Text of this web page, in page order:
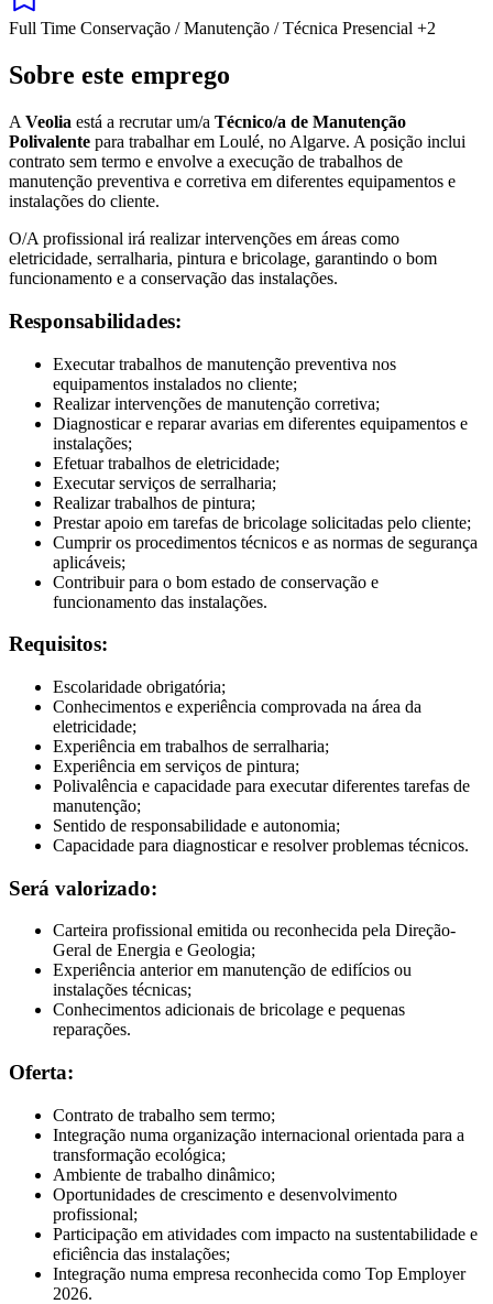
Full Time Conservação / Manutenção / Técnica Presencial +2
Sobre este emprego
A Veolia está a recrutar um/a Técnico/a de Manutenção
Polivalente para trabalhar em Loulé, no Algarve. A posição inclui
contrato sem termo e envolve a execução de trabalhos de
manutenção preventiva e corretiva em diferentes equipamentos e
instalações do cliente.
O/A profissional irá realizar intervenções em áreas como
eletricidade, serralharia, pintura e bricolage, garantindo o bom
funcionamento e a conservação das instalações.
Responsabilidades:
Executar trabalhos de manutenção preventiva nos
equipamentos instalados no cliente;
Realizar intervenções de manutenção corretiva;
Diagnosticar e reparar avarias em diferentes equipamentos e
instalações;
Efetuar trabalhos de eletricidade;
Executar serviços de serralharia;
Realizar trabalhos de pintura;
Prestar apoio em tarefas de bricolage solicitadas pelo cliente;
Cumprir os procedimentos técnicos e as normas de segurança
aplicáveis;
Contribuir para o bom estado de conservação e
funcionamento das instalações.
Requisitos:
Escolaridade obrigatória;
Conhecimentos e experiência comprovada na área da
eletricidade;
Experiência em trabalhos de serralharia;
Experiência em serviços de pintura;
Polivalência e capacidade para executar diferentes tarefas de
manutenção;
Sentido de responsabilidade e autonomia;
Capacidade para diagnosticar e resolver problemas técnicos.
Será valorizado:
Carteira profissional emitida ou reconhecida pela Direção-
Geral de Energia e Geologia;
Experiência anterior em manutenção de edifícios ou
instalações técnicas;
Conhecimentos adicionais de bricolage e pequenas
reparações.
Oferta:
Contrato de trabalho sem termo;
Integração numa organização internacional orientada para a
transformação ecológica;
Ambiente de trabalho dinâmico;
Oportunidades de crescimento e desenvolvimento
profissional;
Participação em atividades com impacto na sustentabilidade e
eficiência das instalações;
Integração numa empresa reconhecida como Top Employer
2026.